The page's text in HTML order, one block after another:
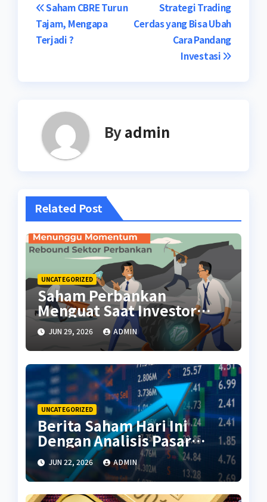
Post
navigation
Strategi Trading
Cerdas yang Bisa Ubah
Cara Pandang
Investasi
Saham CBRE Turun
Tajam, Mengapa
Terjadi ?
Byadmin
Related Post
UNCATEGORIZED
Saham Perbankan
Menguat Saat Investor
Kembali Aktif
JUN 29, 2026 ADMIN
UNCATEGORIZED
Berita Saham Hari Ini
Dengan Analisis Pasar
Terbaru
JUN 22, 2026 ADMIN